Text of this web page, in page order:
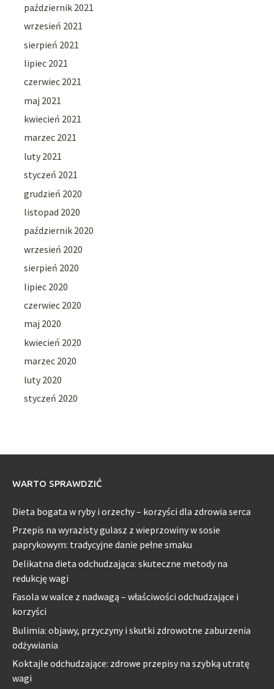
październik 2021
wrzesień 2021
sierpień 2021
lipiec 2021
czerwiec 2021
maj 2021
kwiecień 2021
marzec 2021
luty 2021
styczeń 2021
grudzień 2020
listopad 2020
październik 2020
wrzesień 2020
sierpień 2020
lipiec 2020
czerwiec 2020
maj 2020
kwiecień 2020
marzec 2020
luty 2020
styczeń 2020
WARTO SPRAWDZIĆ
Dieta bogata w ryby i orzechy – korzyści dla zdrowia serca
Przepis na wyrazisty gulasz z wieprzowiny w sosie
paprykowym: tradycyjne danie pełne smaku
Delikatna dieta odchudzająca: skuteczne metody na
redukcję wagi
Fasola w walce z nadwagą – właściwości odchudzające i
korzyści
Bulimia: objawy, przyczyny i skutki zdrowotne zaburzenia
odżywiania
Koktajle odchudzające: zdrowe przepisy na szybką utratę
wagi